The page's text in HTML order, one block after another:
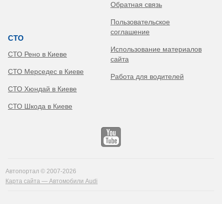
СТО
СТО Рено в Киеве
СТО Мерседес в Киеве
СТО Хюндай в Киеве
СТО Шкода в Киеве
Обратная связь
Пользовательское
соглашение
Использование материалов
сайта
Работа для водителей
Автопортал © 2007-2026
Карта сайта — Автомобили Audi